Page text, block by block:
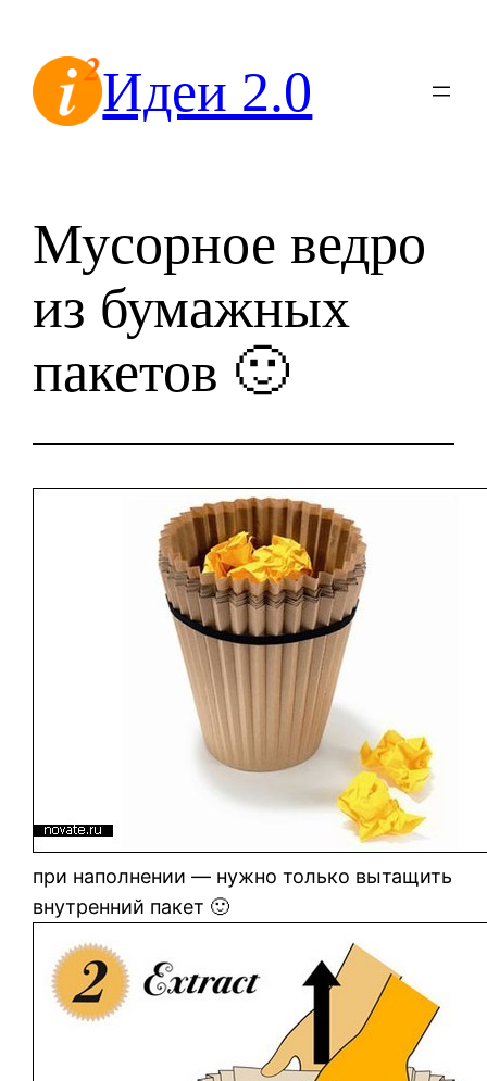
содержимомуИдеи 2.0
Мусорное ведро
из бумажных
пакетов 🙂
при наполнении — нужно только вытащить
внутренний пакет 🙂